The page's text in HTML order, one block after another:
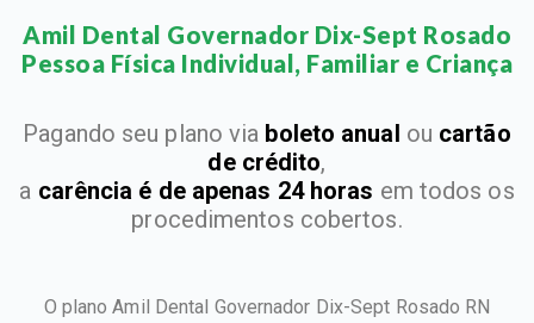
Amil Dental Governador Dix-Sept Rosado
Pessoa Física Individual, Familiar e Criança​
Pagando seu plano via boleto anual ou cartão
de crédito,
a carência é de apenas 24 horas em todos os
procedimentos cobertos.
O plano Amil Dental Governador Dix-Sept Rosado RN